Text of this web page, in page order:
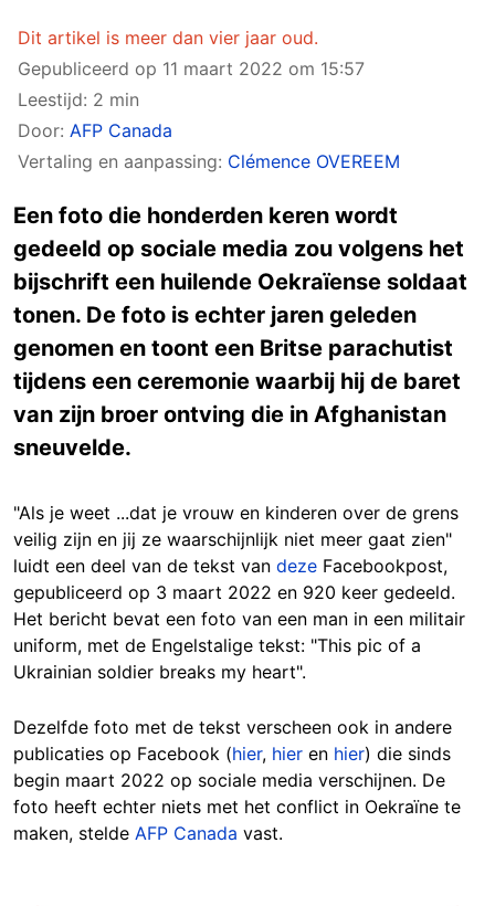
Dit artikel is meer dan vier jaar oud.
Gepubliceerd op 11 maart 2022 om 15:57
Leestijd: 2 min
Door: AFP Canada
Vertaling en aanpassing: Clémence OVEREEM
Een foto die honderden keren wordt
gedeeld op sociale media zou volgens het
bijschrift een huilende Oekraïense soldaat
tonen. De foto is echter jaren geleden
genomen en toont een Britse parachutist
tijdens een ceremonie waarbij hij de baret
van zijn broer ontving die in Afghanistan
sneuvelde.
"Als je weet ...dat je vrouw en kinderen over de grens
veilig zijn en jij ze waarschijnlijk niet meer gaat zien"
luidt een deel van de tekst van deze Facebookpost,
gepubliceerd op 3 maart 2022 en 920 keer gedeeld.
Het bericht bevat een foto van een man in een militair
uniform, met de Engelstalige tekst: "This pic of a
Ukrainian soldier breaks my heart".
Dezelfde foto met de tekst verscheen ook in andere
publicaties op Facebook (hier, hier en hier) die sinds
begin maart 2022 op sociale media verschijnen. De
foto heeft echter niets met het conflict in Oekraïne te
maken, stelde AFP Canada vast.